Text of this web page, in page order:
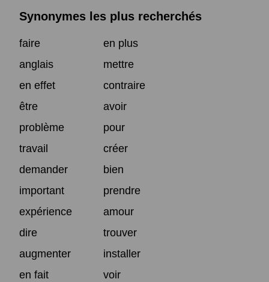
Synonymes les plus recherchés
faire
en plus
anglais
mettre
en effet
contraire
être
avoir
problème
pour
travail
créer
demander
bien
important
prendre
expérience
amour
dire
trouver
augmenter
installer
en fait
voir